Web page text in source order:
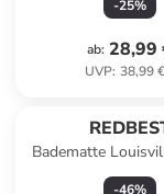
-25%
ab: 28,99
UVP: 38,99 €
Badematte
-46%